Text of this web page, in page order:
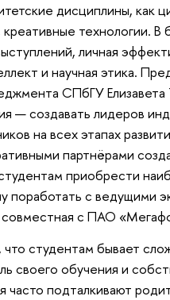
дисциплины, как
технологии.
личная
и научная этика.
СПбГУ Елизавета
— создавать лидеров
на всех этапах
партнёрами
приобрести
поработать с ведущими
с ПАО
студентам бывает
своего обучения и
часто подталкивают